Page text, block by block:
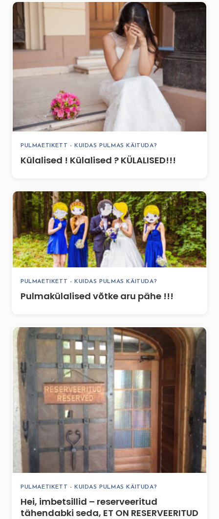
PULMAETIKETT - KUIDAS PULMAS KÄITUDA?
Külalised ! Külalised ? KÜLALISED!!!
PULMAETIKETT - KUIDAS PULMAS KÄITUDA?
Pulmakülalised võtke aru pähe !!!
PULMAETIKETT - KUIDAS PULMAS KÄITUDA?
Hei, imbetsillid – reserveeritud
tähendabki seda, ET ON RESERVEERITUD